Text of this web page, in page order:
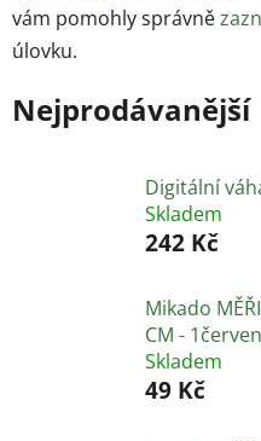
vám pomohly správně
úlovku.
Nejprodávanější
Digitální
Skladem
242 Kč
Mikado
CM -
Skladem
49 Kč